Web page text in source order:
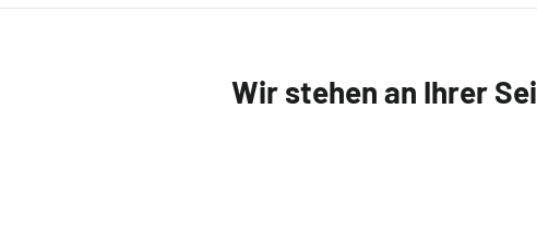
Wir stehen an Ihrer